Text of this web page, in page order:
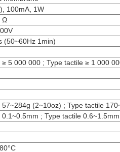
100mA, 1W
Ω
(50~60Hz 1min)
≥ 5 000 000 ; Type tactile ≥ 1 000
57~284g (2~10oz) ; Type tactile
0.1~0.5mm ; Type tactile 0.6~1.5mm